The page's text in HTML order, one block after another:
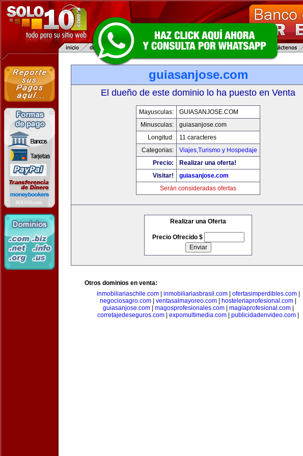
guiasanjose.com
El dueño de este dominio lo ha puesto en Venta
Mayusculas:
GUIASANJOSE.COM
Minusculas:
guiasanjose.com
Longitud:
11 caracteres
Categorias:
Viajes,Turismo y Hospedaje
Precio:
Realizar una oferta!
Visitar!
guiasanjose.com
Serán consideradas ofertas
Realizar una Oferta
Precio Ofrecido $
Otros dominios en venta:
inmobiliariaschile.com| inmobiliariasbrasil.com| ofertasimperdibles.com|
negociosagro.com
ventasalmayoreo.com hosteleriaprofesional.com
guiasanjose.com| magosprofesionales.com| magiaprofesional.com|
corretajedeseguros.com
expomultimedia.com publicidadenvideo.com